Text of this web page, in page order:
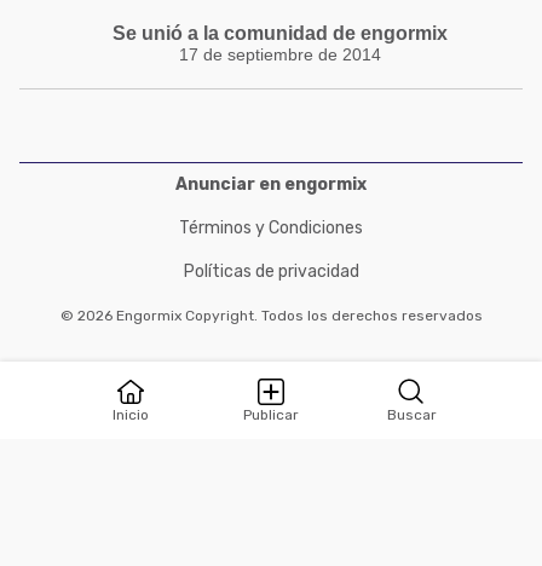
Inicio Publicar Buscar
Se unió a la comunidad de engormix
17 de septiembre de 2014
Anunciar en engormix
Términos y Condiciones
Políticas de privacidad
© 2026 Engormix Copyright. Todos los derechos reservados